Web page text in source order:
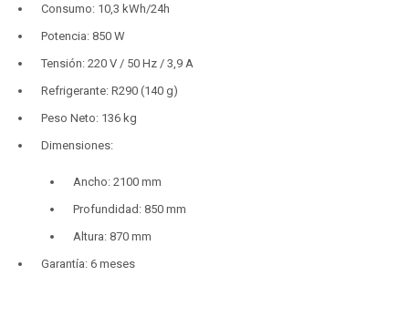
Consumo: 10,3 kWh/24h
Potencia: 850 W
Tensión: 220 V / 50 Hz / 3,9 A
Refrigerante: R290 (140 g)
Peso Neto: 136 kg
Dimensiones:
Ancho: 2100 mm
Profundidad: 850 mm
Altura: 870 mm
Garantía: 6 meses